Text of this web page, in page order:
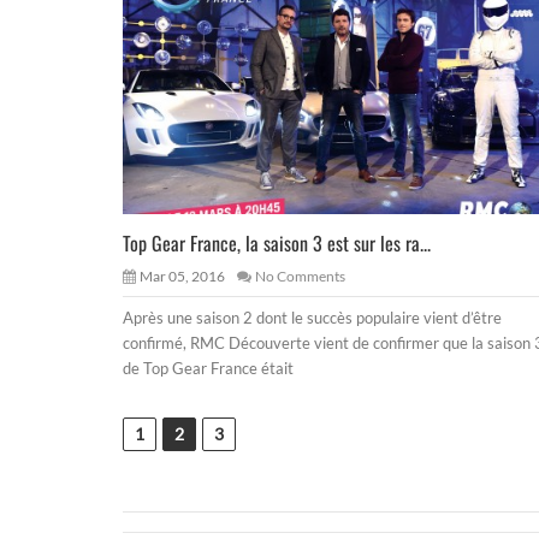
Top Gear France, la saison 3 est sur les ra...
Mar 05, 2016 No Comments
Après une saison 2 dont le succès populaire vient d’être
confirmé, RMC Découverte vient de confirmer que la saison
de Top Gear France était
1 2 3